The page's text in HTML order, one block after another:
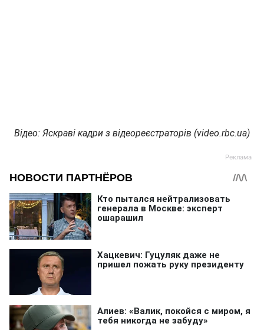
Відео: Яскраві кадри з відеореєстраторів (video.rbc.ua)